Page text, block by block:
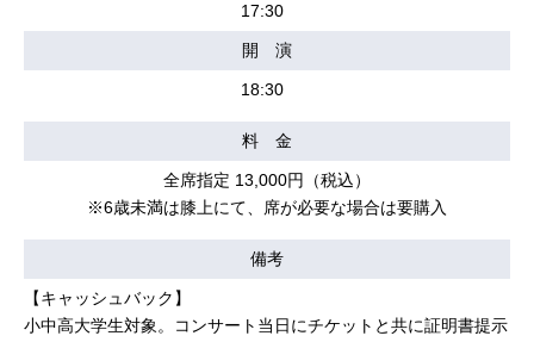
17:30
開 演
18:30
料 金
全席指定 13,000円（税込）
※6歳未満は膝上にて、席が必要な場合は要購入
備考
【キャッシュバック】
小中高大学生対象。コンサート当日にチケットと共に証明書提示